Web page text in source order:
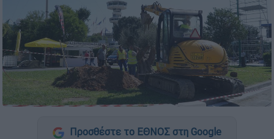
Προσθέστε το ΕΘΝΟΣ στη Google